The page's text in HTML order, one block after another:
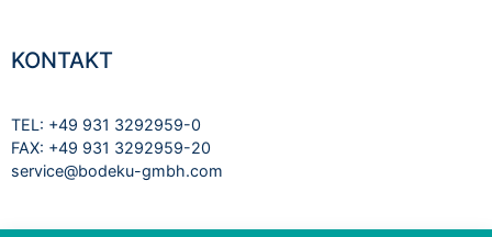
KONTAKT
TEL: +49 931 3292959-0
FAX: +49 931 3292959-20
service@bodeku-gmbh.com